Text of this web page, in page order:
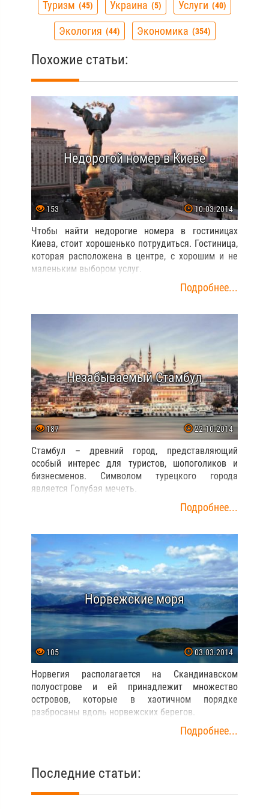
Туризм 45 Украина 5 Услуги 40
Экология 44 Экономика 354
Похожие статьи:
Недорогой номер в Киеве
153 10.03.2014
Чтобы найти недорогие номера в гостиницах
Киева, стоит хорошенько потрудиться. Гостиница,
которая расположена в центре, с хорошим и не
маленьким выбором услуг.
Подробнее...
Незабываемый Стамбул
187 22.10.2014
Стамбул – древний город, представляющий
особый интерес для туристов, шопоголиков и
бизнесменов. Символом турецкого города
является Голубая мечеть.
Подробнее...
Норвежские моря
105 03.03.2014
Норвегия располагается на Скандинавском
полуострове и ей принадлежит множество
островов, которые в хаотичном порядке
разбросаны вдоль норвежских берегов.
Подробнее...
Последние статьи: